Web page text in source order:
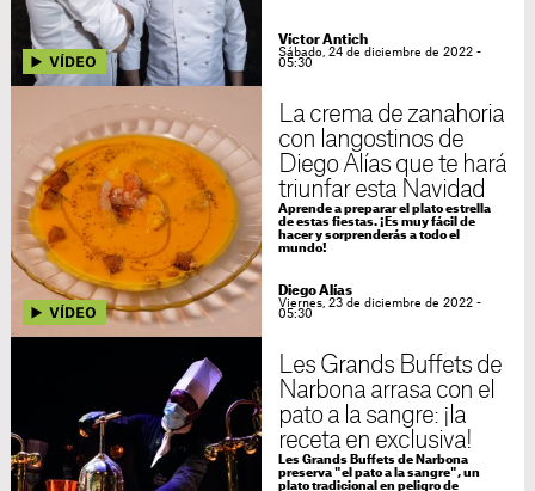
Víctor Antich
Sábado, 24 de diciembre de 2022 -
05:30
La crema de zanahoria
con langostinos de
Diego Alías que te hará
triunfar esta Navidad
Aprende a preparar el plato estrella
de estas fiestas. ¡Es muy fácil de
hacer y sorprenderás a todo el
mundo!
Diego Alías
Viernes, 23 de diciembre de 2022 -
05:30
Les Grands Buffets de
Narbona arrasa con el
pato a la sangre: ¡la
receta en exclusiva!
Les Grands Buffets de Narbona
preserva "el pato a la sangre", un
plato tradicional en peligro de